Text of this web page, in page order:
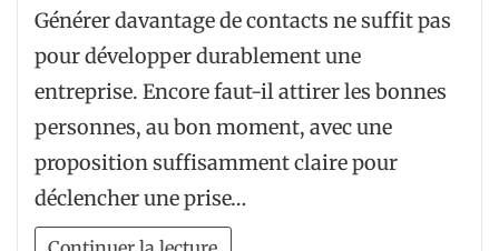
Comment
generation
leads
peut-
Générer davantage de contacts ne suffit pas
pour développer durablement une
entreprise. Encore faut-il attirer les bonnes
personnes, au bon moment, avec une
proposition suffisamment claire pour
déclencher une prise…